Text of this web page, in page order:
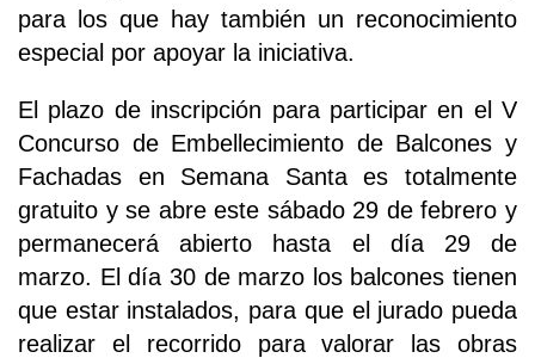
para los que hay también un reconocimiento
especial por apoyar la iniciativa.
El plazo de inscripción para participar en el V
Concurso de Embellecimiento de Balcones y
Fachadas en Semana Santa es totalmente
gratuito y se abre este sábado 29 de febrero y
permanecerá abierto hasta el día 29 de
marzo. El día 30 de marzo los balcones tienen
que estar instalados, para que el jurado pueda
realizar el recorrido para valorar las obras